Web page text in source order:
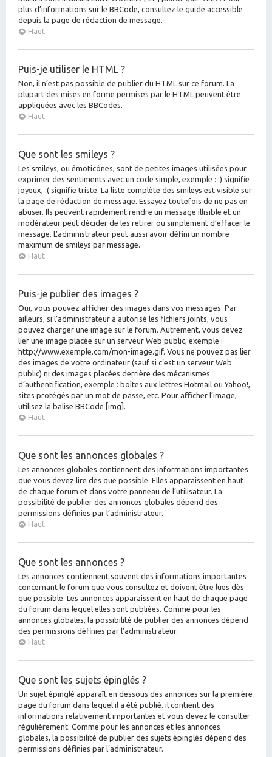
plus d’informations sur le BBCode, consultez le guide accessible
depuis la page de rédaction de message.
Haut
Puis-je utiliser le HTML ?
Non, il n’est pas possible de publier du HTML sur ce forum. La
plupart des mises en forme permises par le HTML peuvent être
appliquées avec les BBCodes.
Haut
Que sont les smileys ?
Les smileys, ou émoticônes, sont de petites images utilisées pour
exprimer des sentiments avec un code simple, exemple : :) signifie
joyeux, :( signifie triste. La liste complète des smileys est visible sur
la page de rédaction de message. Essayez toutefois de ne pas en
abuser. Ils peuvent rapidement rendre un message illisible et un
modérateur peut décider de les retirer ou simplement d’effacer le
message. L’administrateur peut aussi avoir défini un nombre
maximum de smileys par message.
Haut
Puis-je publier des images ?
Oui, vous pouvez afficher des images dans vos messages. Par
ailleurs, si l’administrateur a autorisé les fichiers joints, vous
pouvez charger une image sur le forum. Autrement, vous devez
lier une image placée sur un serveur Web public, exemple :
http://www.exemple.com/mon-image.gif. Vous ne pouvez pas lier
des images de votre ordinateur (sauf si c’est un serveur Web
public) ni des images placées derrière des mécanismes
d’authentification, exemple : boîtes aux lettres Hotmail ou Yahoo!,
sites protégés par un mot de passe, etc. Pour afficher l’image,
utilisez la balise BBCode [img].
Haut
Que sont les annonces globales ?
Les annonces globales contiennent des informations importantes
que vous devez lire dès que possible. Elles apparaissent en haut
de chaque forum et dans votre panneau de l’utilisateur. La
possibilité de publier des annonces globales dépend des
permissions définies par l’administrateur.
Haut
Que sont les annonces ?
Les annonces contiennent souvent des informations importantes
concernant le forum que vous consultez et doivent être lues dès
que possible. Les annonces apparaissent en haut de chaque page
du forum dans lequel elles sont publiées. Comme pour les
annonces globales, la possibilité de publier des annonces dépend
des permissions définies par l’administrateur.
Haut
Que sont les sujets épinglés ?
Un sujet épinglé apparaît en dessous des annonces sur la première
page du forum dans lequel il a été publié. il contient des
informations relativement importantes et vous devez le consulter
régulièrement. Comme pour les annonces et les annonces
globales, la possibilité de publier des sujets épinglés dépend des
permissions définies par l’administrateur.